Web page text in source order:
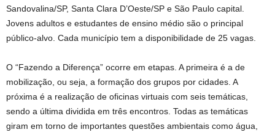
Sandovalina/SP, Santa Clara D’Oeste/SP e São Paulo capital.
Jovens adultos e estudantes de ensino médio são o principal
público-alvo. Cada município tem a disponibilidade de 25 vagas.
O “Fazendo a Diferença” ocorre em etapas. A primeira é a de
mobilização, ou seja, a formação dos grupos por cidades. A
próxima é a realização de oficinas virtuais com seis temáticas,
sendo a última dividida em três encontros. Todas as temáticas
giram em torno de importantes questões ambientais como água,